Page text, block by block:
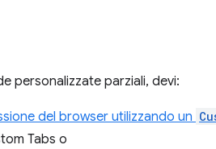
personalizzate parziali, devi:
del browser utilizzando un
Tabs o